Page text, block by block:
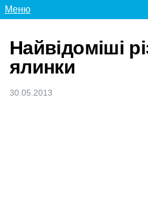
Меню
Найвідоміші
ялинки
30.05.2013